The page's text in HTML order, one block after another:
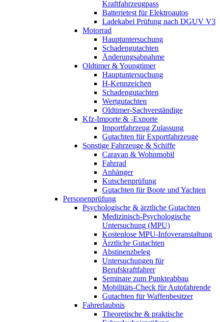
Kraftfahrzeugpass
Batterietest für Elektroautos
Ladekabel Prüfung nach DGUV V3
Motorrad
Hauptuntersuchung
Schadengutachten
Änderungsabnahme
Oldtimer & Youngtimer
Hauptuntersuchung
H-Kennzeichen
Schadengutachten
Wertgutachten
Oldtimer-Sachverständige
Kfz-Importe & -Exporte
Importfahrzeug Zulassung
Gutachten für Exportfahrzeuge
Sonstige Fahrzeuge & Schiffe
Caravan & Wohnmobil
Fahrrad
Anhänger
Kutschenprüfung
Gutachten für Boote und Yachten
Personenprüfung
Psychologische & ärztliche Gutachten
Medizinisch-Psychologische
Untersuchung (MPU)
Kostenlose MPU-Infoveranstaltung
Ärztliche Gutachten
Abstinenzbeleg
Untersuchungen für
Berufskraftfahrer
Seminare zum Punkteabbau
Mobilitäts-Check für Autofahrende
Gutachten für Waffenbesitzer
Fahrerlaubnis
Theoretische & praktische